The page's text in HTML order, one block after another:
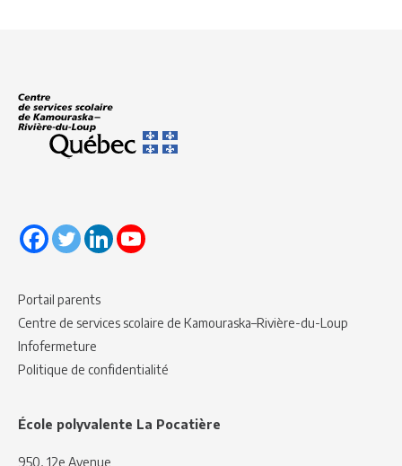
Portail parents
Centre de services scolaire de Kamouraska–Rivière-du-Loup
Infofermeture
Politique de confidentialité
École polyvalente La Pocatière
950, 12e Avenue